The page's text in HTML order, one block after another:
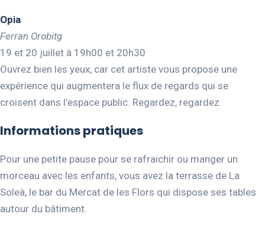
Opia
Ferran Orobitg
19 et 20 juillet à 19h00 et 20h30
Ouvrez bien les yeux, car cet artiste vous propose une
expérience qui augmentera le flux de regards qui se
croisent dans l’espace public. Regardez, regardez.
Informations pratiques
Pour une petite pause pour se rafraichir ou manger un
morceau avec les enfants, vous avez la terrasse de La
Soleà, le bar du Mercat de les Flors qui dispose ses tables
autour du bâtiment.